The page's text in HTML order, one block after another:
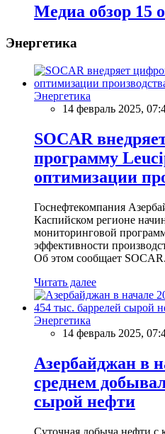
Meдиа обзор 15
Энергетика
Энергетика
14 февраль 2025,
SOCAR
программу
оптимизации
Госнефтекомпания
Каспийском регионе
мониторинговой
эффективности
Об этом сообщает SOCAR.
Читать далее
Энергетика
14 февраль 2025,
Азербайджан в
среднем
сырой нефти
Суточная добыча нефти с